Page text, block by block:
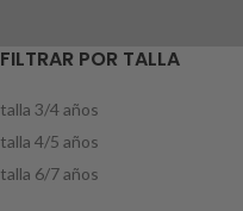
FILTRAR POR TALLA
talla 3/4 años
talla 4/5 años
talla 6/7 años